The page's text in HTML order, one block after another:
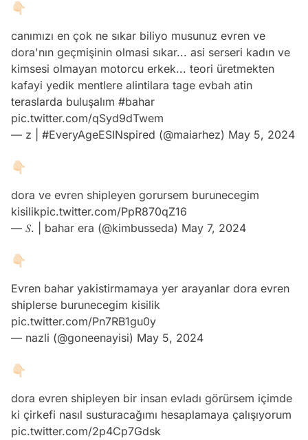
👇🏻
canımızı en çok ne sıkar biliyo musunuz evren ve
dora'nın geçmişinin olmasi sıkar... asi serseri kadın ve
kimsesi olmayan motorcu erkek... teori üretmekten
kafayi yedik mentlere alintilara tage evbah atin
teraslarda buluşalım #bahar
pic.twitter.com/qSyd9dTwem
— z | #EveryAgeESINspired (@maiarhez) May 5, 2024
👇🏻
dora ve evren shipleyen gorursem burunecegim
kisilikpic.twitter.com/PpR870qZ16
— 𝑆. | bahar era (@kimbusseda) May 7, 2024
👇🏻
Evren bahar yakistirmamaya yer arayanlar dora evren
shiplerse burunecegim kisilik
pic.twitter.com/Pn7RB1gu0y
— nazli (@goneenayisi) May 5, 2024
👇🏻
dora evren shipleyen bir insan evladı görürsem içimde
ki çirkefi nasıl susturacağımı hesaplamaya çalışıyorum
pic.twitter.com/2p4Cp7Gdsk